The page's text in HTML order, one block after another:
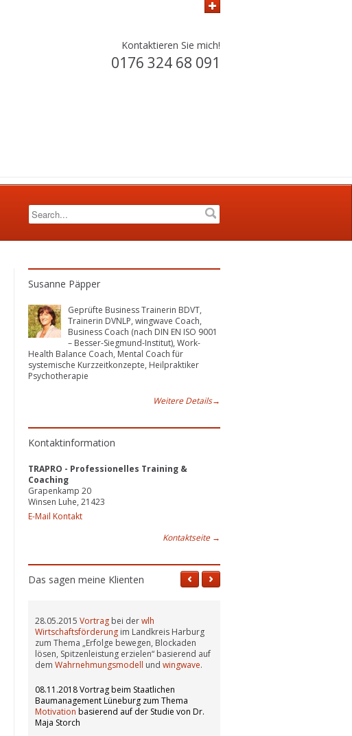
Kontaktieren Sie mich!
0176 324 68 091
Susanne Päpper
Geprüfte Business Trainerin BDVT,
Trainerin DVNLP, wingwave Coach,
Business Coach (nach DIN EN ISO 9001
– Besser-Siegmund-Institut), Work-
Health Balance Coach, Mental Coach für
systemische Kurzzeitkonzepte, Heilpraktiker
Psychotherapie
Weitere Details→
Kontaktinformation
TRAPRO - Professionelles Training &
Coaching
Grapenkamp 20
Winsen Luhe, 21423
E-Mail Kontakt
Kontaktseite →
Das sagen meine Klienten
28.05.2015 Vortrag bei derwlh
Wirtschaftsförderung im Landkreis Harburg
zum Thema „Erfolge bewegen, Blockaden
lösen, Spitzenleistung erzielen“ basierend auf
dem Wahrnehmungsmodell und wingwave.
08.11.2018 Vortrag beim Staatlichen
Baumanagement Lüneburg zum Thema
Motivation basierend auf der Studie von Dr.
Maja Storch